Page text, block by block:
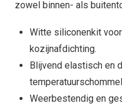
zowel binnen- als
Witte siliconenkit
kozijnafdichting.
Blijvend elastisch en
Weerbestendig en